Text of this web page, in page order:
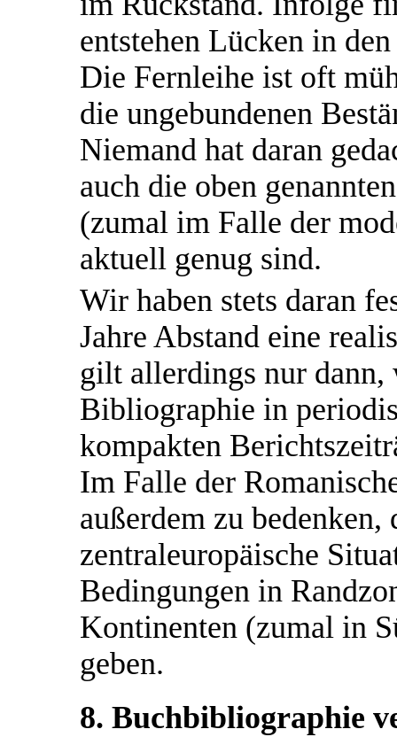
entstehen Lücken in
Die Fernleihe ist oft
die ungebundenen
Niemand hat daran
auch die oben
(zumal im Falle der
aktuell genug sind.
Wir haben stets daran
Jahre Abstand eine
gilt allerdings nur
Bibliographie in
kompakten
Im Falle der
außerdem zu
zentraleuropäische
Bedingungen in
Kontinenten (zumal in
geben.
8. Buchbibliographie